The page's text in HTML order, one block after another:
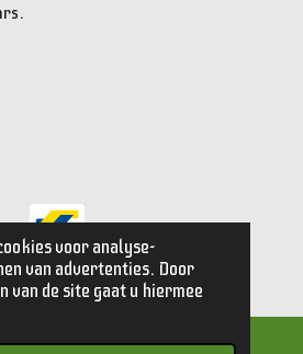
voor analyse-
van advertenties. Door
van de site gaat u hiermee